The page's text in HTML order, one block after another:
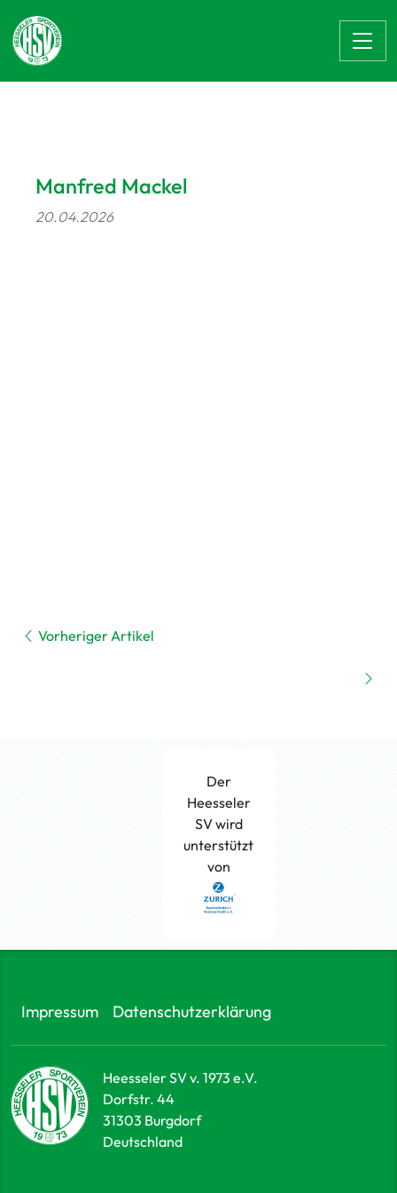
Manfred Mackel
20.04.2026
Vorheriger Artikel
Der
Heesseler
SV wird
unterstützt
von
Heesseler SV v. 1973 e.V.
Dorfstr. 44
31303 Burgdorf
Deutschland
Impressum Datenschutzerklärung